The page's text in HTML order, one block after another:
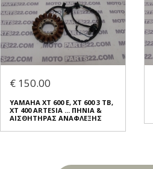
€ 150.00
YAMAHA XT 600 E, XT 600 3 TB,
XT 400 ARTESIA ... ΠΗΝΙΑ &
ΑΙΣΘΗΤΗΡΑΣ ΑΝΑΦΛΕΞΗΣ